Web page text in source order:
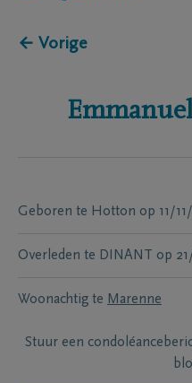
← Vorige
Geboren te Hotton op 11/
Overleden te DINANT op
Woonachtig te Marenne
Stuur een